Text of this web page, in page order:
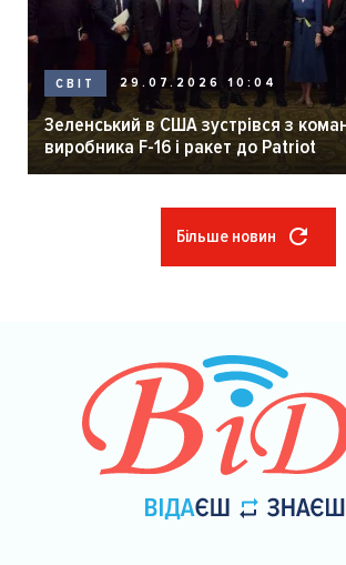
СВІТ 29.07.2026 10:04
Зеленський в США зустрівся з
виробника F-16 і ракет до Patriot
Більше новин